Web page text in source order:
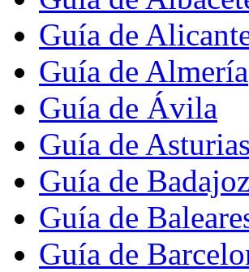
Guía de
Guía de Almería
Guía de Ávila
Guía de Asturias
Guía de
Guía de
Guía de